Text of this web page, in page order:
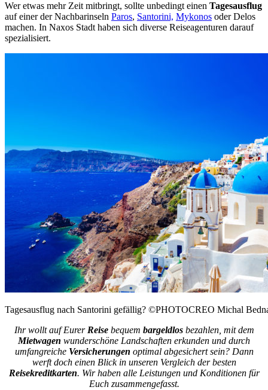
Wer etwas mehr Zeit mitbringt, sollte unbedingt einen Tagesausflug
auf einer der Nachbarinseln Paros, Santorini, Mykonos oder Delos
machen. In Naxos Stadt haben sich diverse Reiseagenturen darauf
spezialisiert.
Tagesausflug nach Santorini gefällig? ©PHOTOCREO Michal
Ihr wollt auf Eurer Reisebequem bargeldlosbezahlen, mit dem
Mietwagen wunderschöne Landschaften erkunden und durch
umfangreiche Versicherungen optimal abgesichert sein? Dann
werft doch einen Blick in unseren Vergleich der besten
Reisekreditkarten. Wir haben alle Leistungen und Konditionen für
Euch zusammengefasst.